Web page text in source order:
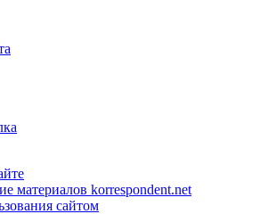
материалов korrespondent.net
сайтом